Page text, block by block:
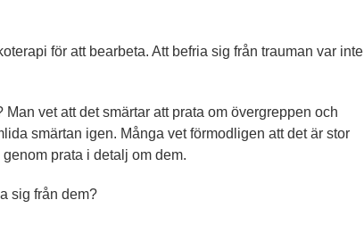
för att bearbeta. Att befria sig från trauman var inte
vet att det smärtar att prata om övergreppen och
smärtan igen. Många vet förmodligen att det är stor
prata i detalj om dem.
sig från dem?